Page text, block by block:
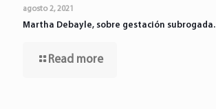
agosto 2, 2021
Martha Debayle, sobre gestación subrogada.
Read more